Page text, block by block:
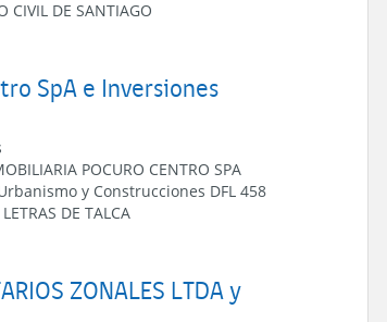
CIVIL DE SANTIAGO
SpA e Inversiones
POCURO CENTRO SPA
y Construcciones DFL 458
DE TALCA
ZONALES LTDA y